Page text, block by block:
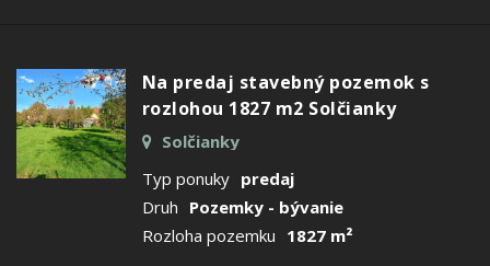
Na predaj stavebný pozemok s
rozlohou 1827 m2 Solčianky
Solčianky
Typ ponuky predaj
Druh Pozemky - bývanie
Rozloha pozemku 1827 m²